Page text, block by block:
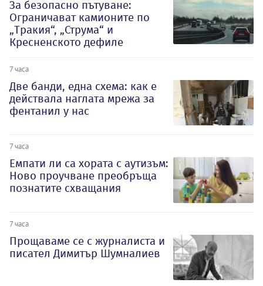
За безопасно пътуване:
Ограничават камионите по
„Тракия“, „Струма“ и
Кресненското дефиле
7 часа
Две банди, една схема: как е
действала наглата мрежа за
фентанил у нас
7 часа
Емпати ли са хората с аутизъм:
Ново проучване преобръща
познатите схващания
7 часа
Прощаваме се с журналиста и
писател Димитър Шумналиев